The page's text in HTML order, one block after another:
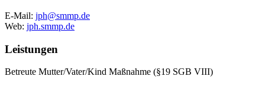
E-Mail: jph@smmp.de
Web: jph.smmp.de
Leistungen
Betreute Mutter/Vater/Kind Maßnahme (§19 SGB VIII)